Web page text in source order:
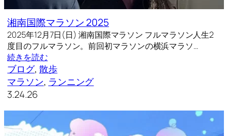
湘南国際マラソン 2025
2025年12月7日(日) 湘南国際マラソン フルマラソン人生2
度目のフルマラソン。前回初マラソンの横浜マラソ…
続きを読む
ブログ, 散歩
マラソン, ランニング
3.24.26